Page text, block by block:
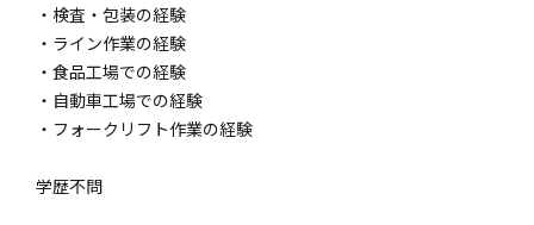
・検査・包装の経験
・ライン作業の経験
・食品工場での経験
・自動車工場での経験
・フォークリフト作業の経験
学歴不問